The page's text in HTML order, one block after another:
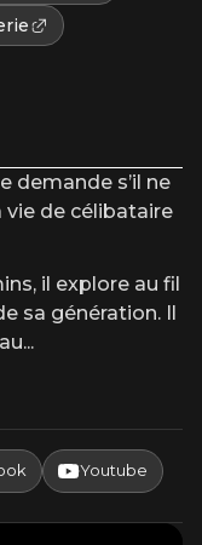
demande s’il ne
vie de célibataire
il explore au fil
sa génération. Il
...
Youtube